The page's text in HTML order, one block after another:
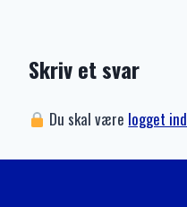
Skriv et svar
Du skal være logget ind